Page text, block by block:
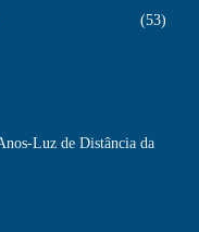
53
Luz de Distância da